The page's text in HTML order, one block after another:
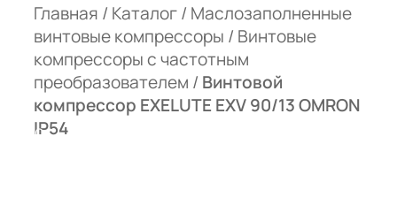
Главная / Каталог/ Маслозаполненные
винтовые компрессоры / Винтовые
компрессоры с частотным
преобразователем / Винтовой
компрессор EXELUTE EXV 90/13 OMRON
IP54
С